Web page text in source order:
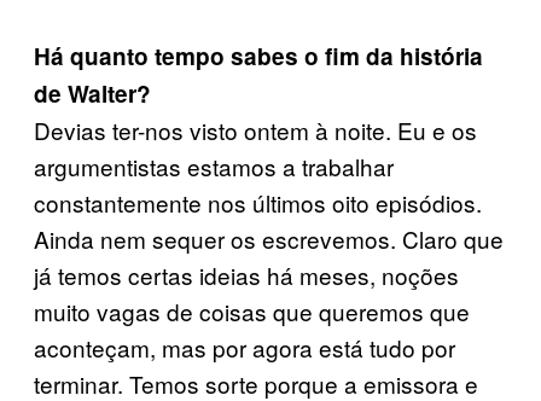
Há quanto tempo sabes o fim da história
de Walter?
Devias ter-nos visto ontem à noite. Eu e os
argumentistas estamos a trabalhar
constantemente nos últimos oito episódios.
Ainda nem sequer os escrevemos. Claro que
já temos certas ideias há meses, noções
muito vagas de coisas que queremos que
aconteçam, mas por agora está tudo por
terminar. Temos sorte porque a emissora e